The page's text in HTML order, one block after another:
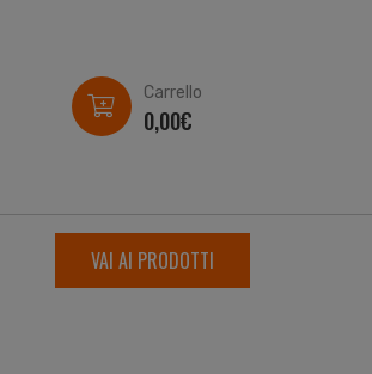
Carrello
0,00€
VAI AI PRODOTTI